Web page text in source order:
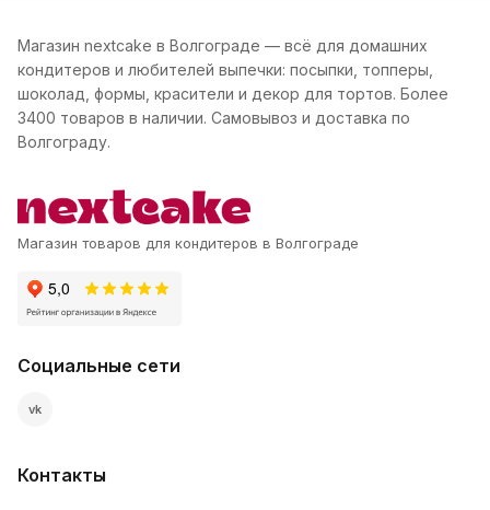
Магазин nextcake в Волгограде — всё для домашних
кондитеров и любителей выпечки: посыпки, топперы,
шоколад, формы, красители и декор для тортов. Более
3400 товаров в наличии. Самовывоз и доставка по
Волгограду.
Магазин товаров для кондитеров в Волгограде
Социальные сети
vk
Контакты